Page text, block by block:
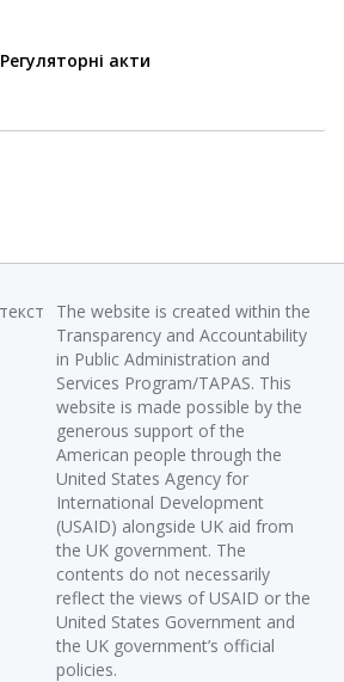
Регуляторні акти
The website is created within the
Transparency and Accountability
in Public Administration and
Services Program/TAPAS. This
website is made possible by the
generous support of the
American people through the
United States Agency for
International Development
(USAID) alongside UK aid from
the UK government. The
contents do not necessarily
reflect the views of USAID or the
United States Government and
the UK government’s official
policies.